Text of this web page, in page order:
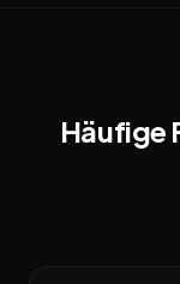
Häufige